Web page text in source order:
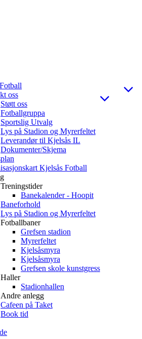
oss
Støtt oss
Fotballgruppa
Sportslig Utvalg
Lys på Stadion og Myrerfeltet
Leverandør til Kjelsås IL
Dokumenter/Skjema
Kjelsås Fotball
Treningstider
Banekalender - Hoopit
Baneforhold
Lys på Stadion og Myrerfeltet
Fotballbaner
Grefsen stadion
Myrerfeltet
Kjelsåsmyra
Kjelsåsmyra
Grefsen skole kunstgress
Haller
Stadionhallen
Andre anlegg
Cafeen på Taket
Book tid